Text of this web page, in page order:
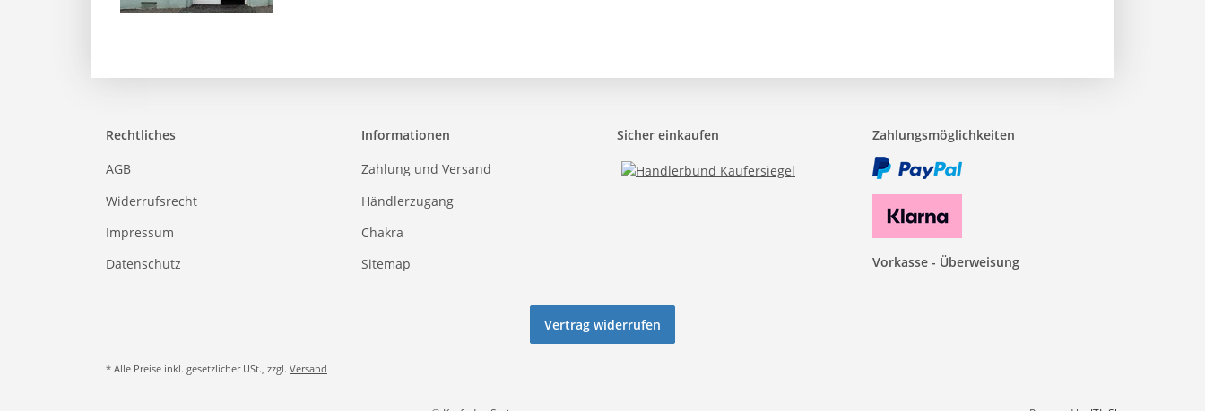
Rechtliches
AGB
Widerrufsrecht
Impressum
Datenschutz
Informationen
Zahlung und Versand
Händlerzugang
Chakra
Sitemap
Sicher einkaufen Zahlungsmöglichkeiten
Vorkasse - Überweisung
Vertrag widerrufen
* Alle Preise inkl. gesetzlicher USt., zzgl. Versand